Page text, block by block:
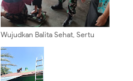
Wujudkan Balita Sehat, Sertu
Posyandu Di Desa Gondang